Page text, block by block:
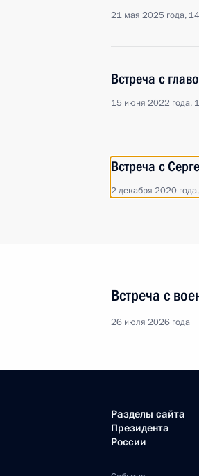
21 мая 2025 года,
Встреча с
15 июня 2022 года,
Встреча с
2 декабря 2020
Встреча с
26 июля 2026 года
Разделы сайта
Президента
России